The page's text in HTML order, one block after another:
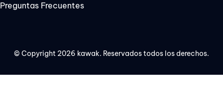
Preguntas Frecuentes
© Copyright 2026 kawak. Reservados todos los derechos.